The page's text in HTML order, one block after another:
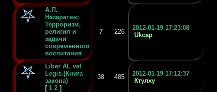
А.П.
Назаретян:
Терроризм,
религия и
задачи
современного
воспитания
7 226
2012-01-19 17:23:08
Ukcap
Liber AL vel
Legis.(Книга
закона)
[ 1 2 ]
38 485
2012-01-19 17:12:37
Ктулху